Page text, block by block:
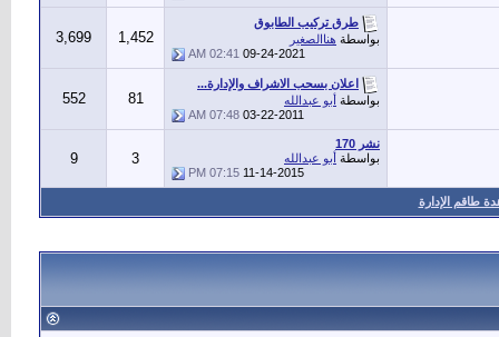
طرق تركيب الطابوق
بواسطة هناالصغير
09-24-2021
02:41 AM
1,452
3,699
اعلان بسحب الاشراف والإدارة...
بواسطة أبو عبدالله
03-22-2011
07:48 AM
81
552
نشر 170
بواسطة أبو عبدالله
11-14-2015
07:15 PM
3
9
طاقم الإدارة